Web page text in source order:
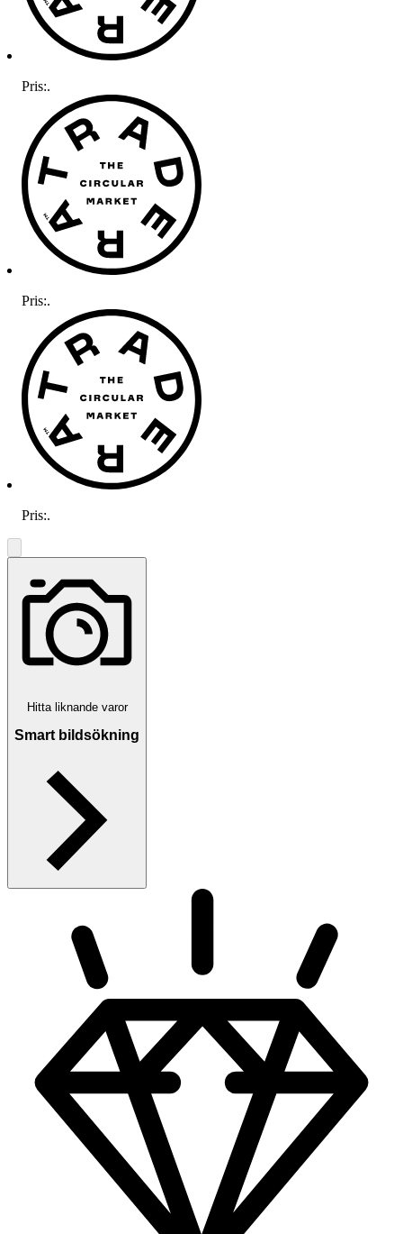
Pris:.
Pris:.
Pris:.
Hitta liknande varor
Smart bildsökning